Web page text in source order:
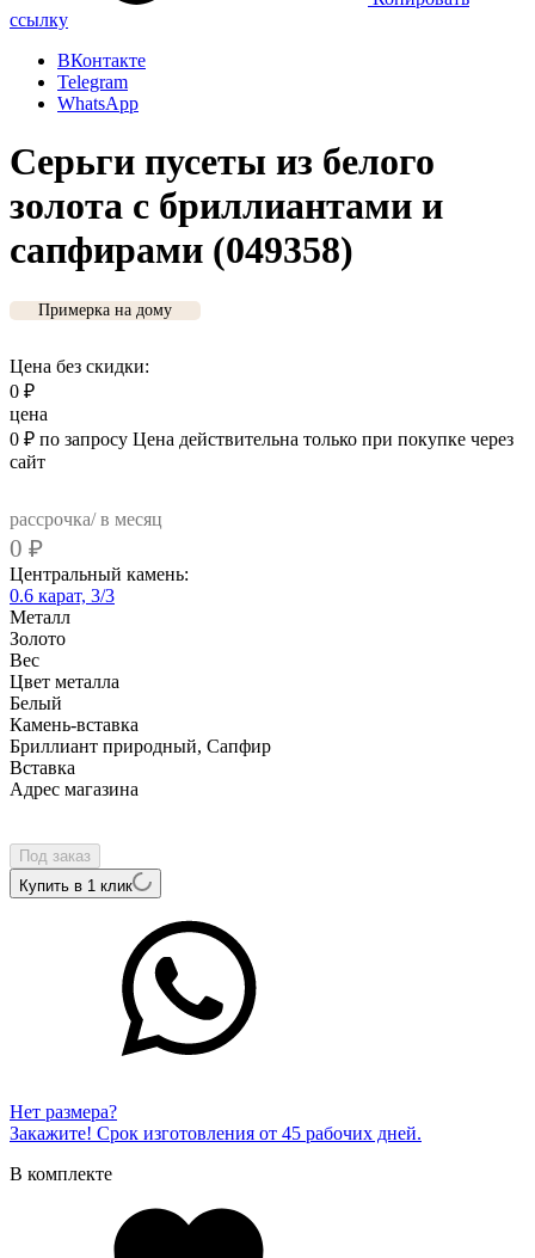
ссылку
ВКонтакте
Telegram
WhatsApp
Серьги пусеты из белого
золота с бриллиантами и
сапфирами (049358)
Примерка на дому
Цена без скидки:
0 ₽
цена
0 ₽ по запросу Цена действительна только при покупке через
сайт
рассрочка/ в месяц
0 ₽
Центральный камень:
0.6 карат, 3/3
Металл
Золото
Вес
Цвет металла
Белый
Камень-вставка
Бриллиант природный, Сапфир
Вcтавка
Адрес магазина
Под заказ
Купить в 1 клик
Нет размера?
Закажите! Срок изготовления от 45 рабочих дней.
В комплекте